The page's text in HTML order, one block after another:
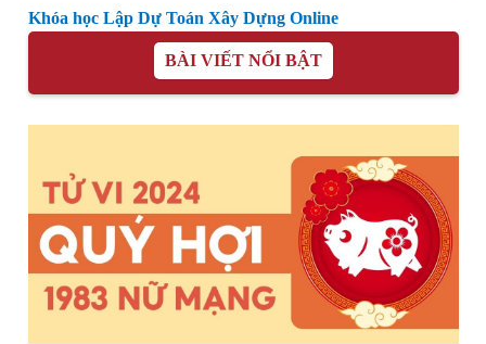
Khóa học Lập Dự Toán Xây Dựng Online
BÀI VIẾT NỔI BẬT